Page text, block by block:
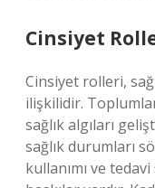
Cinsiyet
Cinsiyet rolleri,
ilişkilidir.
sağlık algıları
sağlık durumları
kullanımı ve